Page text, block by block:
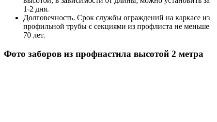
1-2 дня.
Долговечность. Срок службы ограждений на каркасе из
профильной трубы с секциями из профлиста не меньше
70 лет.
Фото заборов из профнастила высотой 2 метра